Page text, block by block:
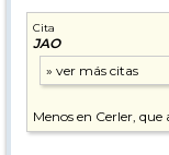
Cita
JAO
Menos en Cerler,